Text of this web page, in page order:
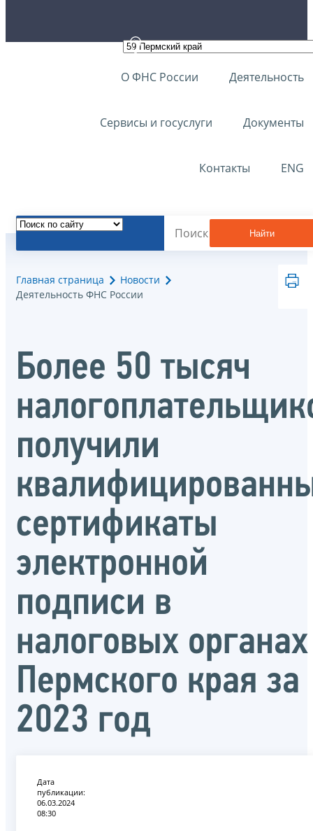
О ФНС России Деятельность
Сервисы и госуслуги Документы
Контакты ENG
Найти
Главная страница
Новости
Деятельность ФНС России
Более 50 тысяч
получили
сертификаты
электронной
подписи в
налоговых органах
Пермского края за
2023 год
Дата
публикации:
06.03.2024
08:30